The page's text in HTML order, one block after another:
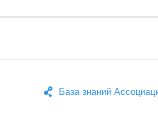
База знаний